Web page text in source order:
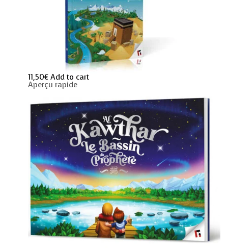
11,50€ Add to cart
Aperçu rapide